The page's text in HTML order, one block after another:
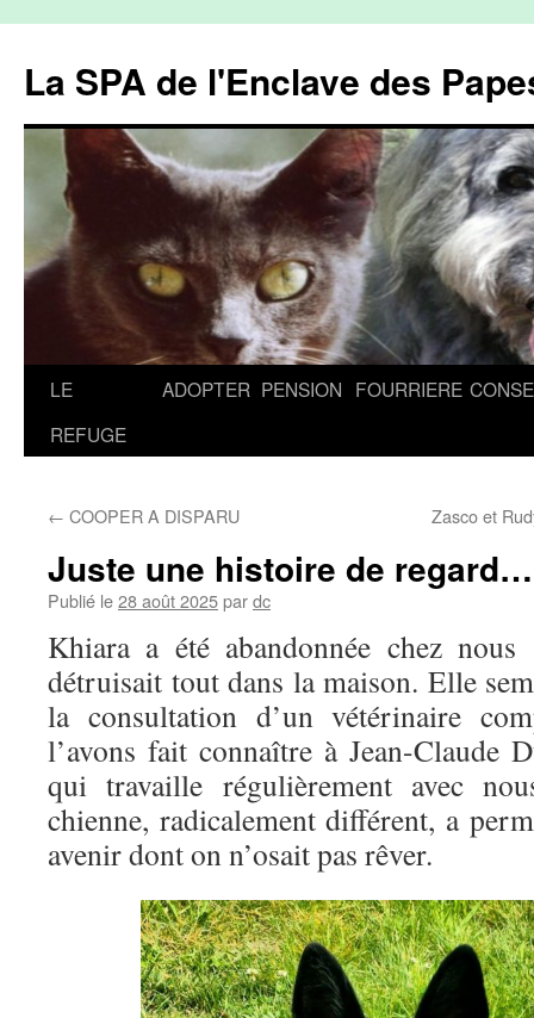
La SPA de l'Enclave des
Aller
LE
REFUGE
ADOPTER PENSION FOURRIERE
← COOPER A DISPARU Zasco et
Juste une histoire de regard…
Publié le28 août 2025pardc
Khiara a été abandonnée chez
détruisait tout dans la maison. Elle
la consultation d’un vétérinaire
l’avons fait connaître à Jean-Claude
qui travaille régulièrement avec
chienne, radicalement différent, a
avenir dont on n’osait pas rêver.